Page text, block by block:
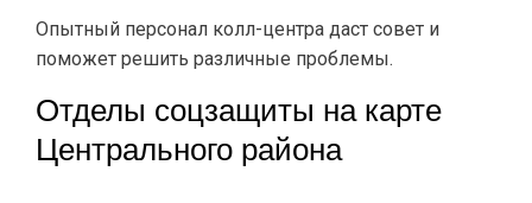
Опытный персонал колл-центра даст совет и
поможет решить различные проблемы.
Отделы соцзащиты на карте
Центрального района